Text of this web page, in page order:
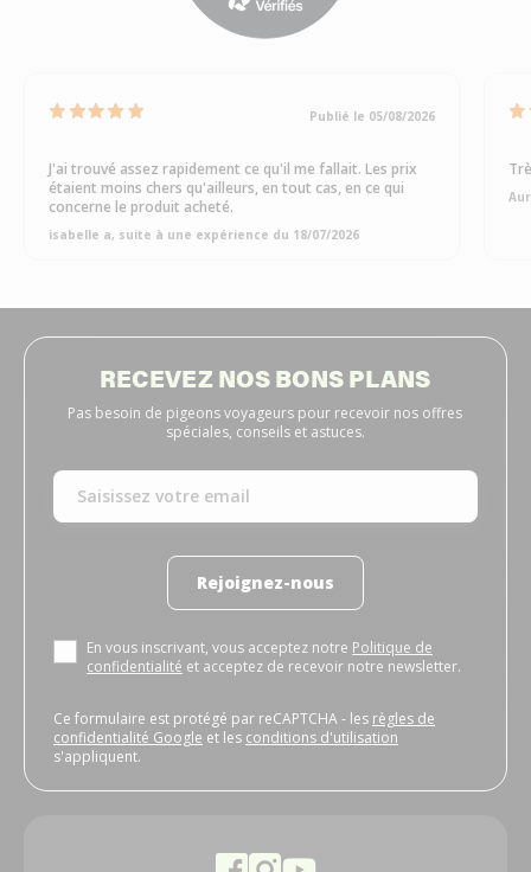
Publié le 05/08/2026
J'ai trouvé assez rapidement ce qu'il me fallait. Les prix
étaient moins chers qu'ailleurs, en tout cas, en ce qui
concerne le produit acheté.
isabelle a, suite à une expérience du 18/07/2026
RECEVEZ NOS BONS PLANS
Pas besoin de pigeons voyageurs pour recevoir nos offres
spéciales, conseils et astuces.
Rejoignez-nous
En vous inscrivant, vous acceptez notre Politique de
confidentialité et acceptez de recevoir notre newsletter.
Ce formulaire est protégé par reCAPTCHA - les règles de
confidentialité Google et les conditions d'utilisation
s'appliquent.